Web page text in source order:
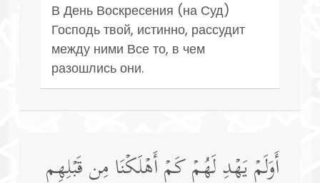
В День Воскресения (на Суд)
Господь твой, истинно, рассудит
между ними Все то, в чем
разошлись они.
أَوَلَمۡ یَهۡدِ لَهُمۡ كَمۡ أَهۡلَكۡنَا مِن قَبۡلِهِم